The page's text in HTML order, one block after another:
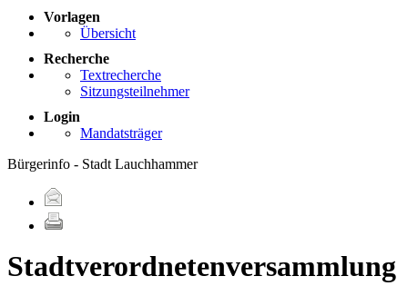
Vorlagen
Übersicht
Recherche
Textrecherche
Sitzungsteilnehmer
Login
Mandatsträger
Bürgerinfo - Stadt Lauchhammer
Stadtverordnetenversammlung